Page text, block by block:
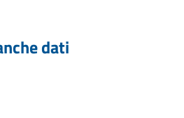
dati